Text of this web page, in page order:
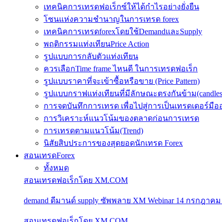
เทคนิคการเทรดฟอเร็กซ์ให้ได้กำไรอย่างยั่งยืน
โซนแห่งความชำนาญในการเทรด forex
เทคนิคการเทรดforexโดยใช้DemandและSupply
พฤติกรรมแท่งเทียนPrice Action
รูปแบบการกลับตัวแท่งเทียน
ควรเลือกTime frame ไหนดี ในการเทรดฟอเร็ก
รูปแบบราคาที่จะเข้าซื้อหรือขาย (Price Pattern)
รูปแบบกราฟแท่งเทียนที่มีลักษณะตรงกันข้าม
การจดบันทึกการเทรด เพื่อไปสู่การเป็นเทรดเดอร์มื
การวิเคราะห์แนวโน้มของตลาดก่อนการเทรด
การเทรดตามแนวโน้ม(Trend)
นิสัยสิบประการของสุดยอดนักเทรด Forex
สอนเทรดForex
ทั้งหมด
สอนเทรดฟอเร็กโดย XM.COM
demand ดีมานด์ supply ซัพพลาย XM Webinar 14 กรกฎาคม